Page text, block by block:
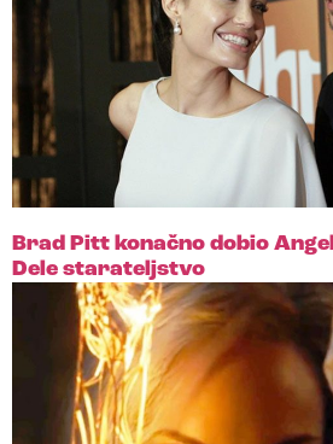
Brad Pitt konačno dobio
Dele starateljstvo